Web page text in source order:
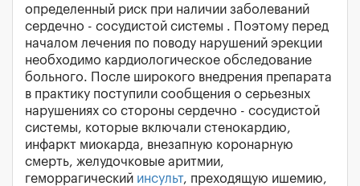
определенный риск при наличии заболеваний
сердечно - сосудистой системы . Поэтому перед
началом лечения по поводу нарушений эрекции
необходимо кардиологическое обследование
больного. После широкого внедрения препарата
в практику поступили сообщения о серьезных
нарушениях со стороны сердечно - сосудистой
системы, которые включали стенокардию,
инфаркт миокарда, внезапную коронарную
смерть, желудочковые аритмии,
геморрагический инсульт, преходящую ишемию,